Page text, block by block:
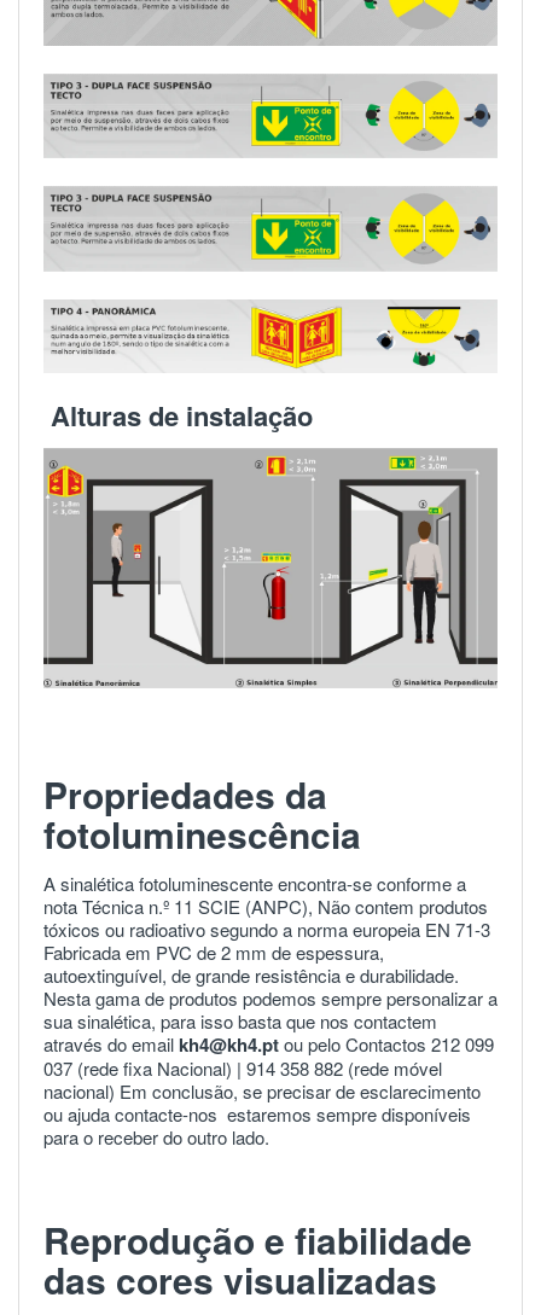
Alturas de instalação
Propriedades da
fotoluminescência
A sinalética fotoluminescente encontra-se conforme a
nota Técnica n.º 11 SCIE (ANPC), Não contem produtos
tóxicos ou radioativo segundo a norma europeia EN 71-3
Fabricada em PVC de 2 mm de espessura,
autoextinguível, de grande resistência e durabilidade.
Nesta gama de produtos podemos sempre personalizar a
sua sinalética, para isso basta que nos contactem
através do emailkh4@kh4.ptou pelo Contactos 212 099
037 (rede fixa Nacional) | 914 358 882 (rede móvel
nacional) Em conclusão, se precisar de esclarecimento
ou ajudacontacte-nos estaremos sempre disponíveis
para o receber do outro lado.
Reprodução e fiabilidade
das cores visualizadas